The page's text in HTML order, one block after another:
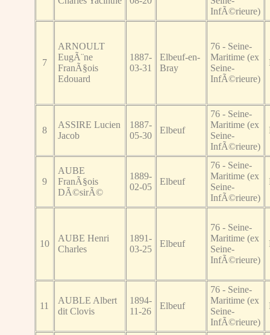
InfÃ©rieure)
7
ARNOULT
EugÃ¨ne
FranÃ§ois
Edouard
1887-
03-31
Elbeuf-en-
Bray
76 - Seine-
Maritime (ex
Seine-
InfÃ©rieure)
8
ASSIRE Lucien
Jacob
1887-
05-30
Elbeuf
76 - Seine-
Maritime (ex
Seine-
InfÃ©rieure)
9
AUBE
FranÃ§ois
DÃ©sirÃ©
1889-
02-05
Elbeuf
76 - Seine-
Maritime (ex
Seine-
InfÃ©rieure)
10
AUBE Henri
Charles
1891-
03-25
Elbeuf
76 - Seine-
Maritime (ex
Seine-
InfÃ©rieure)
11
AUBLE Albert
dit Clovis
1894-
11-26
Elbeuf
76 - Seine-
Maritime (ex
Seine-
InfÃ©rieure)